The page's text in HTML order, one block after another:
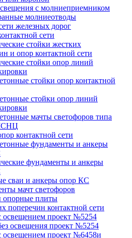
с молниеприемником
молниеотводы
железных дорог
сети
стойки жестких
и опор контактной сети
стойки опор линий
стойки опор контактной
стойки опор линий
мачты светофоров типа
контактной сети
фундаменты и анкеры
фундаменты и анкеры
сваи и анкеры опор КС
мачт светофоров
плиты
поперечин контактной сети
освещением проект №5254
освещения проект №5254
освещением проект №6458и